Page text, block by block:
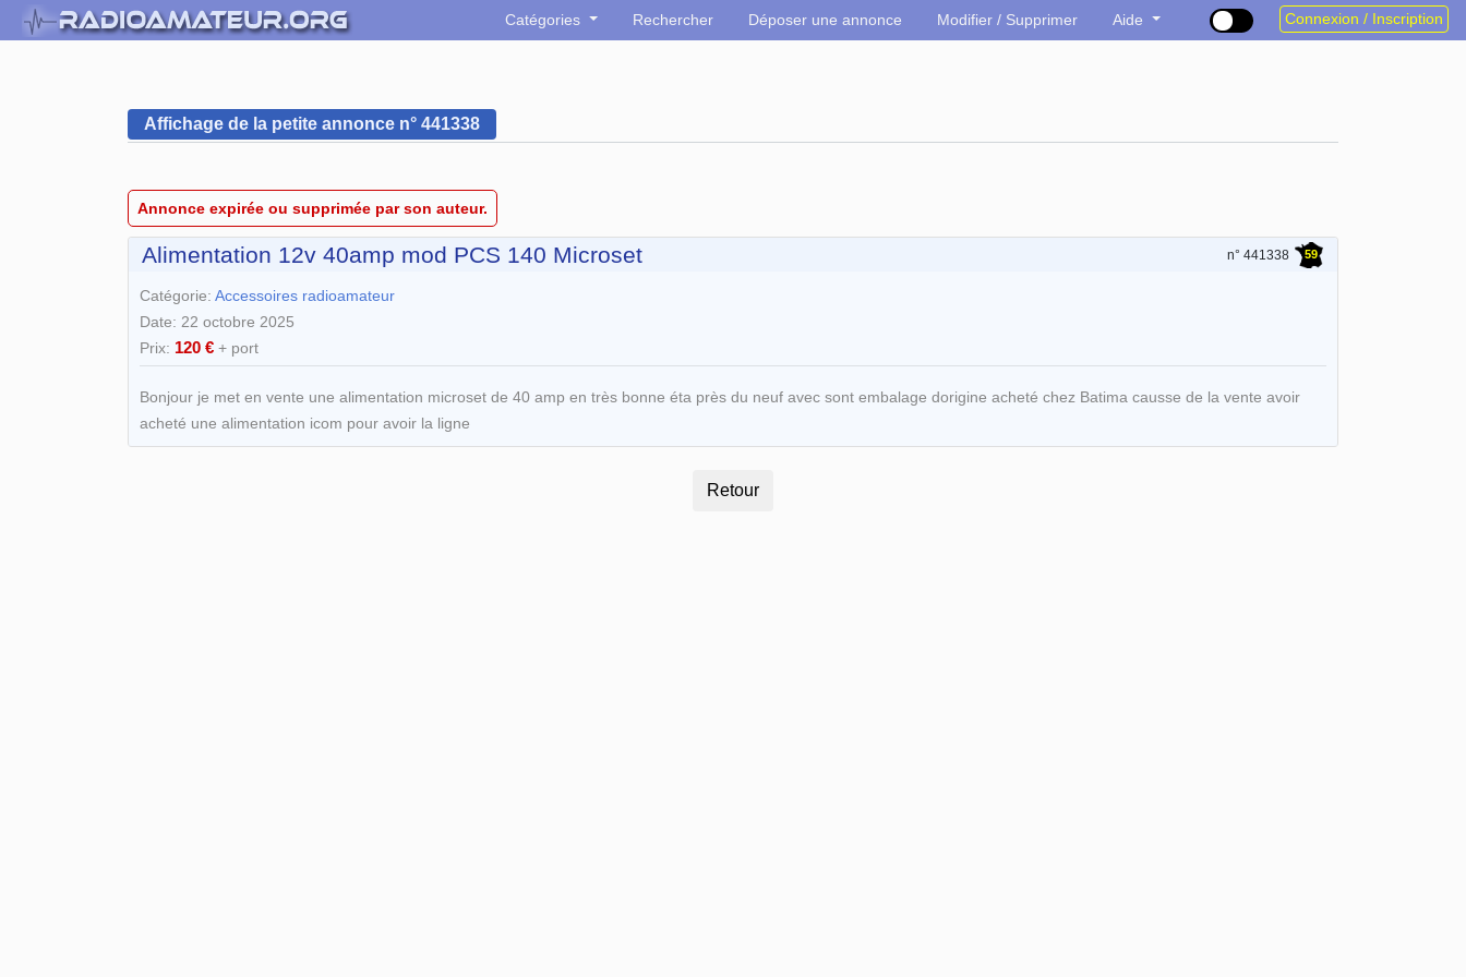
Catégories Rechercher Déposer une annonce Modifier / Supprimer Aide Connexion / Inscription
Affichage de la petite annonce n° 441338
Annonce expirée ou supprimée par son auteur.
Alimentation 12v 40amp mod PCS 140 Microset n° 441338 59
Catégorie: Accessoires radioamateur
Date: 22 octobre 2025
Prix: 120 € + port
Bonjour je met en vente une alimentation microset de 40 amp en très bonne éta près du neuf avec sont embalage dorigine acheté chez Batima causse de la vente avoir
acheté une alimentation icom pour avoir la ligne